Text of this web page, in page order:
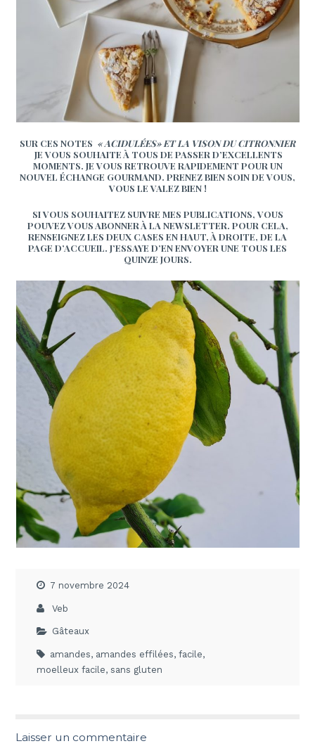
SUR CES NOTES « ACIDULÉES» ET LA VISON DU CITRONNIER
JE VOUS SOUHAITE À TOUS DE PASSER D’EXCELLENTS
MOMENTS. JE VOUS RETROUVE RAPIDEMENT POUR UN
NOUVEL ÉCHANGE GOURMAND. PRENEZ BIEN SOIN DE VOUS,
VOUS LE VALEZ BIEN !
SI VOUS SOUHAITEZ SUIVRE MES PUBLICATIONS, VOUS
POUVEZ VOUS ABONNER À LA NEWSLETTER. POUR CELA,
RENSEIGNEZ LES DEUX CASES EN HAUT, À DROITE, DE LA
PAGE D’ACCUEIL. J’ESSAYE D’EN ENVOYER UNE TOUS LES
QUINZE JOURS.
7 novembre 2024
Veb
Gâteaux
amandes, amandes effilées,facile,
moelleux facile,sans gluten
Laisser un commentaire